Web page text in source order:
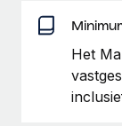
integraties
Het blijft de
te helpen bij
Meer
Het